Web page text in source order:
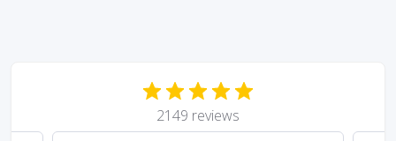
2149 reviews